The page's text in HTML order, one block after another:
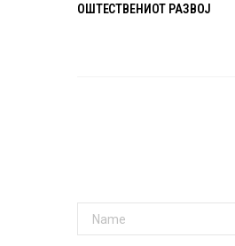
ОШТЕСТВЕНИОТ РАЗВОЈ